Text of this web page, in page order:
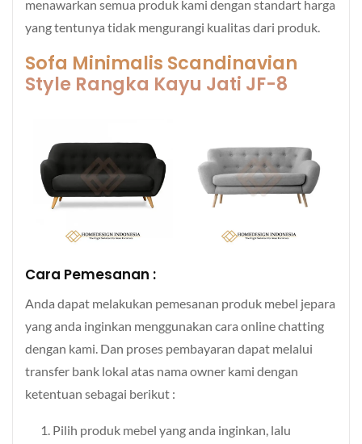
menawarkan semua produk kami dengan standart harga
yang tentunya tidak mengurangi kualitas dari produk.
Sofa Minimalis Scandinavian
Style Rangka Kayu Jati JF-8
Cara Pemesanan :
Anda dapat melakukan pemesanan produk mebel jepara
yang anda inginkan menggunakan cara online chatting
dengan kami. Dan proses pembayaran dapat melalui
transfer bank lokal atas nama owner kami dengan
ketentuan sebagai berikut :
Pilih produk mebel yang anda inginkan, lalu